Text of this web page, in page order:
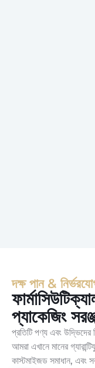
দক্ষ পান &
প্যাকেজিং
প্রতিটি পণ্য এবং উদ্ভিদের
আমরা এখানে মানের
কাস্টমাইজড সমাধান, এবং